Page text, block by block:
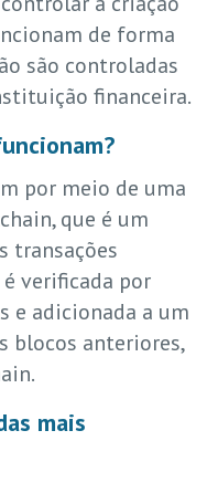
de forma
são controladas
financeira.
por meio de uma
que é um
transações
é verificada por
e adicionada a um
blocos anteriores,
mais